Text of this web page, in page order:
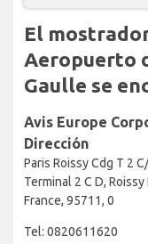
El
Aeropuerto
Gaulle se
Avis Europe
Dirección
Paris Roissy Cdg T 2
Terminal 2 C D, Roissy
France, 95711, 0
Tel: 0820611620